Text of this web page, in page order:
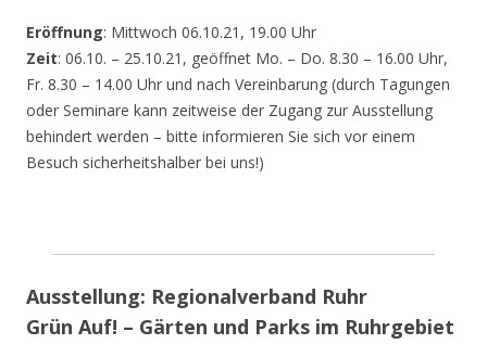
Eröffnung: Mittwoch 06.10.21, 19.00 Uhr
Zeit: 06.10. – 25.10.21, geöffnet Mo. – Do. 8.30 – 16.00 Uhr,
Fr. 8.30 – 14.00 Uhr und nach Vereinbarung (durch Tagungen
oder Seminare kann zeitweise der Zugang zur Ausstellung
behindert werden – bitte informieren Sie sich vor einem
Besuch sicherheitshalber bei uns!)
Ausstellung: Regionalverband Ruhr
Grün Auf! – Gärten und Parks im Ruhrgebiet